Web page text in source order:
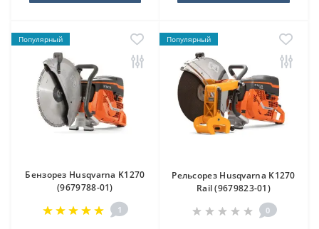
Популярный
Бензорез Husqvarna K1270
(9679788-01)
1
Популярный
Рельсорез Husqvarna K1270
Rail (9679823-01)
0